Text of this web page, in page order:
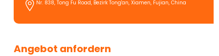
Nr. 838, Tong Fu Road, Bezirk Tong'an, Xiamen, Fujian, China
Angebot anfordern